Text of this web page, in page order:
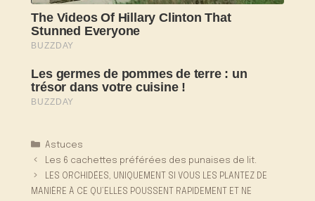
Catégories
Astuces
Les 6 cachettes préférées des punaises de lit.
LES ORCHIDÉES, UNIQUEMENT SI VOUS LES PLANTEZ DE
MANIÈRE À CE QU’ELLES POUSSENT RAPIDEMENT ET NE